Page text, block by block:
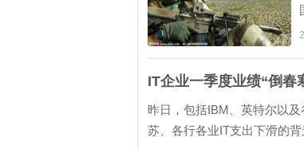
IT企业一季度业绩“倒春
昨日，包括IBM、英特尔以
苏、各行各业IT支出下滑的